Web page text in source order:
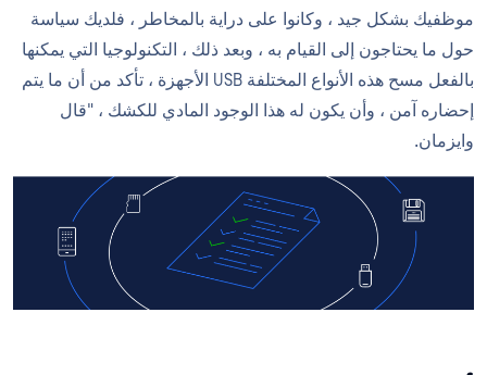
موظفيك بشكل جيد ، وكانوا على دراية بالمخاطر ، فلديك سياسة
حول ما يحتاجون إلى القيام به ، وبعد ذلك ، التكنولوجيا التي يمكنها
بالفعل مسح هذه الأنواع المختلفة USB الأجهزة ، تأكد من أن ما يتم
إحضاره آمن ، وأن يكون له هذا الوجود المادي للكشك ، "قال
وايزمان.